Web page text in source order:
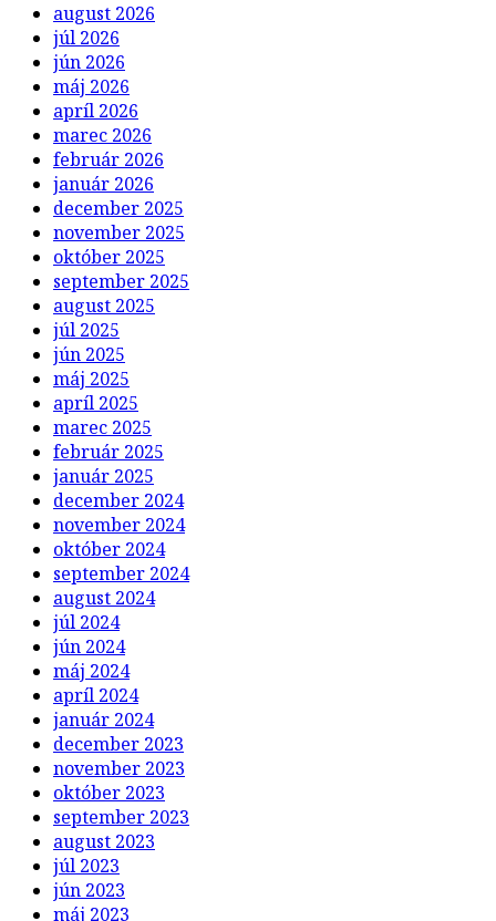
august 2026
júl 2026
jún 2026
máj 2026
apríl 2026
marec 2026
február 2026
január 2026
december 2025
november 2025
október 2025
september 2025
august 2025
júl 2025
jún 2025
máj 2025
apríl 2025
marec 2025
február 2025
január 2025
december 2024
november 2024
október 2024
september 2024
august 2024
júl 2024
jún 2024
máj 2024
apríl 2024
január 2024
december 2023
november 2023
október 2023
september 2023
august 2023
júl 2023
jún 2023
máj 2023